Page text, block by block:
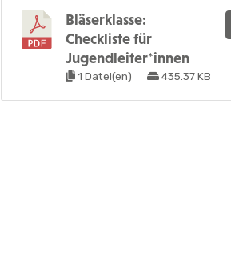
Bläserklasse:
Checkliste für
Jugendleiter*innen
1 Datei(en) 435.37 KB